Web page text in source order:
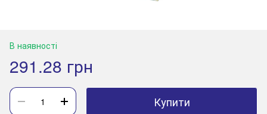
В наявності
291.28 грн
Купити